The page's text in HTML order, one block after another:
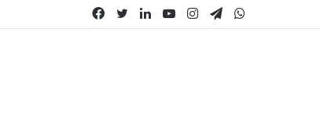
Telegram
Instagram
YouTube
LinkedIn
Twitter
Facebook